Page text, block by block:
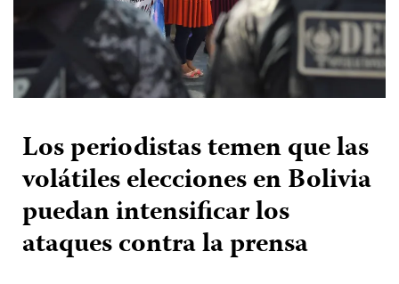
Los periodistas temen que las
volátiles elecciones en Bolivia
puedan intensificar los
ataques contra la prensa